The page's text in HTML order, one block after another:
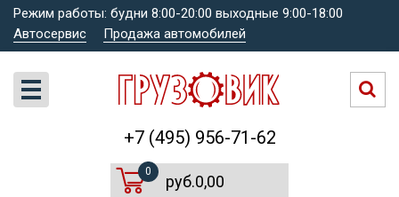
Режим работы: будни 8:00-20:00 выходные 9:00-18:00
Автосервис
Продажа автомобилей
+7 (495) 956-71-62
0
руб.0,00